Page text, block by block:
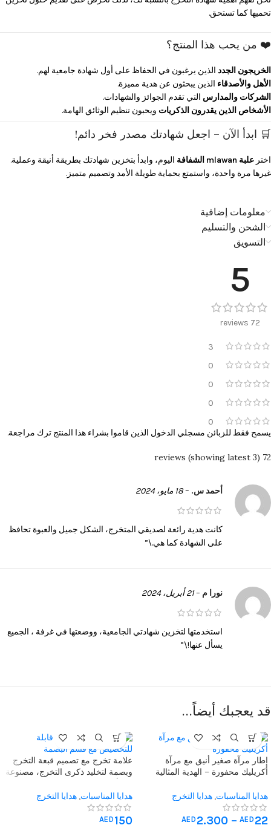
تحميها كما تستحق.
❤️ من يحب هذا المنتج؟
الخريجون الجدد الذين يرغبون في الحفاظ على أول شهادة جامعية لهم.
الأهل والأصدقاء الذين يبحثون عن هدية مميزة.
الشركات والمدارس التي تقدم الجوائز والشهادات.
الأشخاص الذين يقدرون الذكريات ويحبون تنظيم الوثائق الهامة.
🛒 ابدأ الآن – اجعل شهادتك مصدر فخر دائم!
اختر علبة mlawan الشفافة
اليوم، وابدأ بتخزين شهادتك بطريقة أنيقة وعملية.
غيرها مرة واحدة، واستمتع بحماية طويلة الأمد وتصميم متميز.
معلومات إضافية
الشحن والتسليم
التسويق
5
72 reviews
3
0
0
0
0
72 reviews (showing latest 3)
أحمد س. –18 مايو، 2024
كانت هدية رائعة لصديقي المتخرج، الشكل جميل والعبوة تحافظ
على الشهادة كما هي.\”
نورا م –21 أبريل، 2024
استخدمتها لتخزين شهادتي الجامعية، ووضعتها في غرفة ، الجميع
يسأل عنها!\”
يسمح فقط للزبائن مسجلي الدخول الذين قاموا بشراء هذا المنتج ترك مراجعة.
قد يعجبك أيضاً…
إطار مرآة صغير أنيق مع مرآة
أكريليك محفورة – الهدية المثالية
هدايا المناسبات, هدايا التخرج
AED 22
–
AED 2.300
علامة تخرج مع تصميم قبعة التخرج
وبصمة لتخليد ذكرى التخرج، مصنوعة
اقتباس تحفيزي قابل للتخصيص –
أفضل هدية للخريجين
هدايا المناسبات, هدايا التخرج
AED 150